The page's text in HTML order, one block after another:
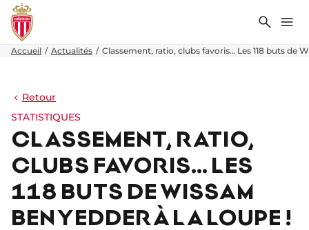
Accueil Actualités Classement, ratio, clubs favoris… Les 118 buts de
Retour
STATISTIQUES
CLASSEMENT, RATIO,
CLUBS FAVORIS… LES
118 BUTS DE WISSAM
BEN YEDDER À LA LOUPE !